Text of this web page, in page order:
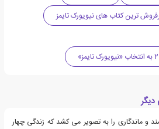
ترین کتاب های نیویورک تایمز
و ماندگاری را به تصویر می کشد که زندگی چهار